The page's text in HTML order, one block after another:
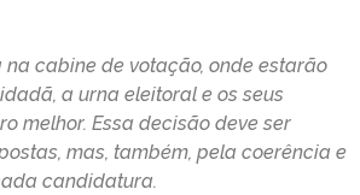
na cabine de votação, onde estarão
a urna eleitoral e os seus
melhor. Essa decisão deve ser
mas, também, pela coerência e
candidatura.